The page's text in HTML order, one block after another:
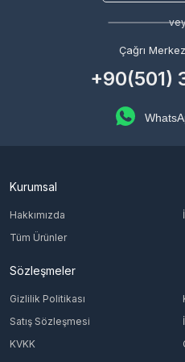
Çağrı
+90(501)
Kurumsal
Hakkımızda
Tüm Ürünler
Sözleşmeler
Gizlilik Politikası
Satış Sözleşmesi
KVKK